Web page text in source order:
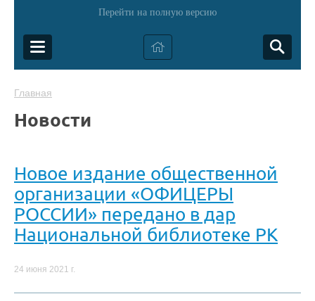
Перейти на полную версию
Главная
Новости
Новое издание общественной
организации «ОФИЦЕРЫ
РОССИИ» передано в дар
Национальной библиотеке РК
24 июня 2021 г.